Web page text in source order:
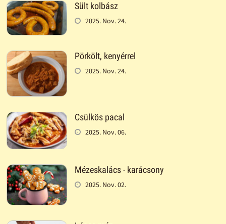
Sült kolbász
2025. Nov. 24.
Pörkölt, kenyérrel
2025. Nov. 24.
Csülkös pacal
2025. Nov. 06.
Mézeskalács - karácsony
2025. Nov. 02.